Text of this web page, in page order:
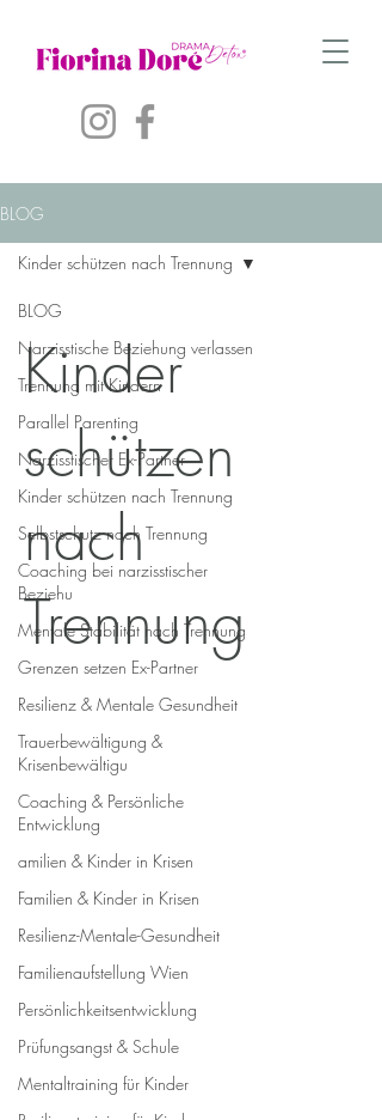
BLOG
BLOG
Narzisstische Beziehung verlassen
Trennung mit Kindern
Parallel Parenting
Narzisstischer Ex-Partner
Kinder schützen nach Trennung
Selbstschutz nach Trennung
Coaching bei narzisstischer
Beziehu
Mentale Stabilität nach Trennung
Grenzen setzen Ex-Partner
Resilienz & Mentale Gesundheit
Trauerbewältigung &
Krisenbewältigu
Coaching & Persönliche
Entwicklung
amilien & Kinder in Krisen
Familien & Kinder in Krisen
Resilienz-Mentale-Gesundheit
Familienaufstellung Wien
Persönlichkeitsentwicklung
Prüfungsangst & Schule
Mentaltraining für Kinder
Kinder schützen nach Trennung
Kinder
schützen
nach
Trennung